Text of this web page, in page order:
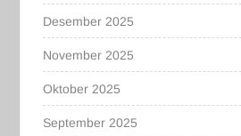
Desember 2025
November 2025
Oktober 2025
September 2025